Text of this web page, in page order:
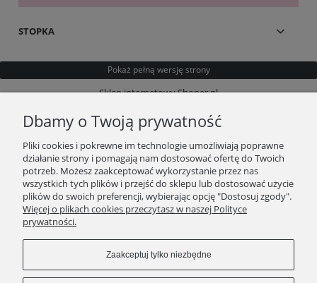
STOPKA
Pokaż pełną wersję strony
Sklep internetowy Shoper.pl
Dbamy o Twoją prywatność
Pliki cookies i pokrewne im technologie umożliwiają poprawne
działanie strony i pomagają nam dostosować ofertę do Twoich
potrzeb. Możesz zaakceptować wykorzystanie przez nas
wszystkich tych plików i przejść do sklepu lub dostosować użycie
plików do swoich preferencji, wybierając opcję "Dostosuj zgody".
Więcej o plikach cookies przeczytasz w naszej Polityce
prywatności.
Zaakceptuj tylko niezbędne